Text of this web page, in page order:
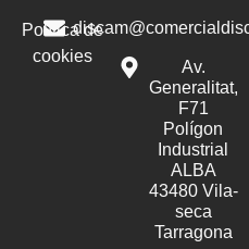
Política de
cookies
Av.
Generalitat,
F71
Polígon
Industrial
ALBA
43480 Vila-
seca
Tarragona